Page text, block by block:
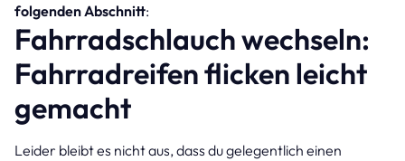
folgenden Abschnitt:
Fahrradschlauch wechseln:
Fahrradreifen flicken leicht
gemacht
Leider bleibt es nicht aus, dass du gelegentlich einen